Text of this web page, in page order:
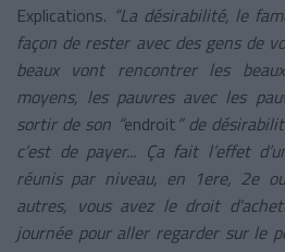
Explications. “La désirabilité, le
façon de rester avec des gens de
beaux vont rencontrer les
moyens, les pauvres avec les
sortir de son “endroit” de
c’est de payer... Ça fait l’effet
réunis par niveau, en 1ere, 2e
autres, vous avez le droit
journée pour aller regarder sur le